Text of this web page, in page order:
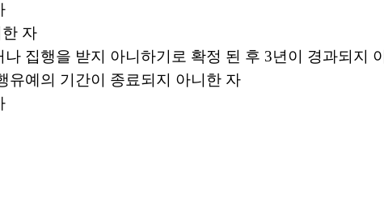
자
집행을 받지 아니하기로 확정 된 후 3년이 경과되지
유예의 기간이 종료되지 아니한 자